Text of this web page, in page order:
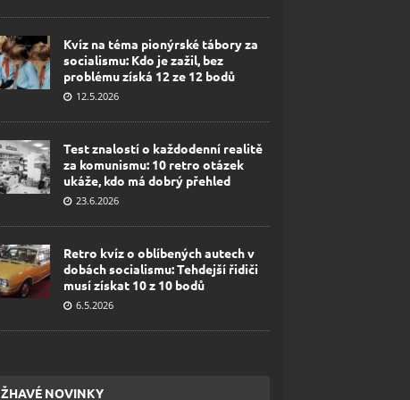
Kvíz na téma pionýrské tábory za
socialismu: Kdo je zažil, bez
problému získá 12 ze 12 bodů
12.5.2026
Test znalostí o každodenní realitě
za komunismu: 10 retro otázek
ukáže, kdo má dobrý přehled
23.6.2026
Retro kvíz o oblíbených autech v
dobách socialismu: Tehdejší řidiči
musí získat 10 z 10 bodů
6.5.2026
ŽHAVÉ NOVINKY